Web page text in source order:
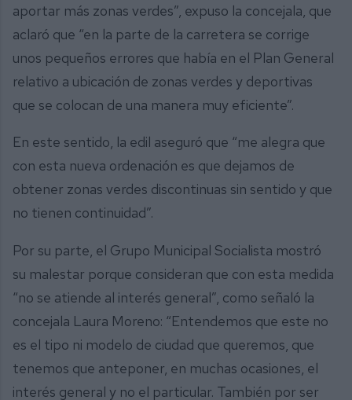
aportar más zonas verdes”, expuso la concejala, que
aclaró que “en la parte de la carretera se corrige
unos pequeños errores que había en el Plan General
relativo a ubicación de zonas verdes y deportivas
que se colocan de una manera muy eficiente”.
En este sentido, la edil aseguró que “me alegra que
con esta nueva ordenación es que dejamos de
obtener zonas verdes discontinuas sin sentido y que
no tienen continuidad”.
Por su parte, el Grupo Municipal Socialista mostró
su malestar porque consideran que con esta medida
“no se atiende al interés general”, como señaló la
concejala Laura Moreno: “Entendemos que este no
es el tipo ni modelo de ciudad que queremos, que
tenemos que anteponer, en muchas ocasiones, el
interés general y no el particular. También por ser